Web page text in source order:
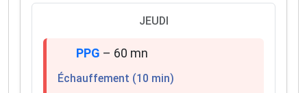
JEUDI
PPG – 60 mn
Échauffement (10 min)